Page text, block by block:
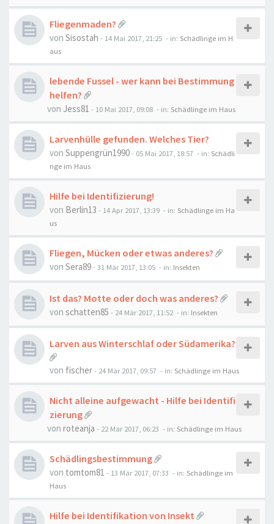
Fliegenmaden?
von Sisostah - 14 Mai 2017, 21:25 - in: Schädlinge im H
aus
lebende Fussel - wer kann bei Bestimmung
helfen?
von Jess81 - 10 Mai 2017, 09:08 - in: Schädlinge im Haus
Larvenhülle gefunden. Welches Tier?
von Suppengrün1990- 05 Mai 2017, 18:57 - in: Schädli
nge im Haus
Hilfe bei Identifizierung!
von Berlin13 - 14 Apr 2017, 13:39 - in: Schädlinge im Ha
us
Fliegen, Mücken oder etwas anderes?
von Sera89-31 Mär 2017, 13:05 - in: Insekten
Ist das? Motte oder doch was anderes?
von schatten85 - 24 Mär 2017, 11:52 - in: Insekten
Larven aus Winterschlaf oder Südamerika?
von fischer- 24 Mär 2017, 09:57 - in: Schädlinge im Haus
Nicht alleine aufgewacht - Hilfe bei Identifi
zierung
von roteanja - 22 Mär 2017, 06:23 - in: Schädlinge im Haus
Schädlingsbestimmung
von tomtom81 - 13 Mär 2017, 07:33 - in: Schädlinge im
Haus
Hilfe bei Identifikation von Insekt